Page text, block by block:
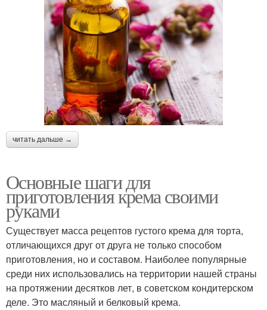
читать дальше →
Основные шаги для
приготовления крема своими
руками
Существует масса рецептов густого крема для торта,
отличающихся друг от друга не только способом
приготовления, но и составом. Наиболее популярные
среди них использовались на территории нашей страны
на протяжении десятков лет, в советском кондитерском
деле. Это масляный и белковый крема.